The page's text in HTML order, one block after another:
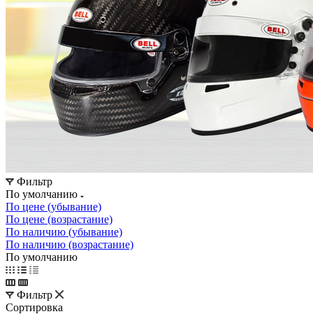
Фильтр
По умолчанию
По цене (убывание)
По цене (возрастание)
По наличию (убывание)
По наличию (возрастание)
По умолчанию
Фильтр
Сортировка